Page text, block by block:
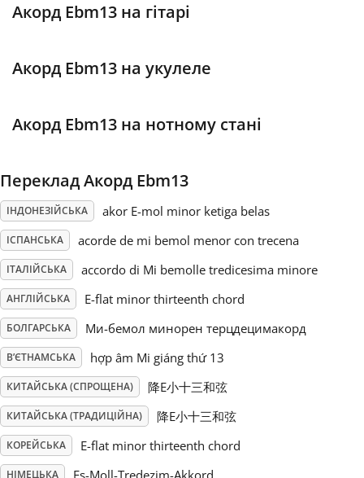
Tiếng Việt
Türkçe
Українська
简体中文
繁體中文
Акорд Ebm13 на гітарі
Акорд Ebm13 на укулеле
Акорд Ebm13 на нотному стані
Переклад Акорд Ebm13
ІНДОНЕЗІЙСЬКА akor E-mol minor ketiga belas
ІСПАНСЬКА acorde de mi bemol menor con trecena
ІТАЛІЙСЬКА accordo di Mi bemolle tredicesima minore
АНГЛІЙСЬКА E-flat minor thirteenth chord
БОЛГАРСЬКА Ми-бемол минорен терцдецимакорд
В’ЄТНАМСЬКА hợp âm Mi giáng thứ 13
КИТАЙСЬКА (СПРОЩЕНА) 降E小十三和弦
КИТАЙСЬКА (ТРАДИЦІЙНА) 降E小十三和弦
КОРЕЙСЬКА E-flat minor thirteenth chord
НІМЕЦЬКА